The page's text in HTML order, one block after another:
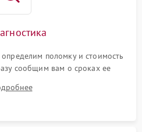
поломку и стоимость
сообщим вам о сроках ее